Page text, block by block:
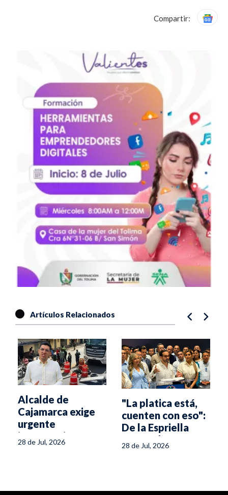
Compartir:
Artículos Relacionados
Alcalde de
Cajamarca exige
urgente
intervención
nacional por la
28 de Jul, 2026
"La platica está,
cuenten con eso":
De la Espriella
responde a
peticiones de
28 de Jul, 2026